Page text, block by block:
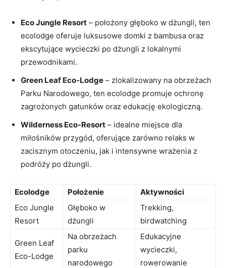
Eco Jungle Resort – położony głęboko w dżungli, ten
ecolodge oferuje luksusowe domki z bambusa⁤ oraz
ekscytujące wycieczki po dżungli ⁣z lokalnymi
przewodnikami.
Green Leaf Eco-Lodge – zlokalizowany na obrzeżach
Parku Narodowego, ten ecolodge promuje ochronę
zagrożonych gatunków oraz edukację ekologiczną.
Wilderness⁢ Eco-Resort – idealne miejsce ‌dla
miłośników przygód, oferujące zarówno relaks w
zacisznym otoczeniu, ​jak‍ i‍ intensywne wrażenia‌ z
podróży po dżungli.
Ecolodge Położenie
Aktywności
Eco Jungle
Resort
Głęboko w
dżungli
Trekking,
birdwatching
Green Leaf
Eco-Lodge
Na obrzeżach
parku
narodowego
Edukacyjne⁣
wycieczki,
rowerowanie